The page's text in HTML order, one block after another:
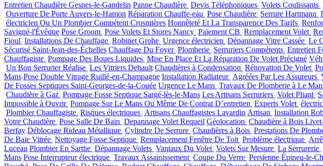
Entretien Chaudière Gesnes-le-Gandelin Panne Chaudière Devis Téléphoniques Volets Coulissants
Ouverture De Porte Auvers-le-Hamon Réparation Chauffe-eau Pose Chaudière Serrure Hartmann
électricien Ou Un Plombier Compétent Crosmières Honnêteté Et La Transparence Des Tarifs
Savigné-l'Évêque Pose Groom Pose Volets Et Stores Nancy Paiement CB Remplacement Volet
Fioul Installations De Chauffage Robinet Grohe Urgence électricien Dépannage Vitre Cassée Le
Sécurisé Saint-Jean-des-Échelles Chauffage Du Foyer Plomberie Serruriers Compétents Entretien
Chauffagiste Pompage Des Boues Liquides Mise En Place Et La Réparation De Volet Précigné
Un Bon Serrurier Réalise Les Vitriers Dehault Chaudières à Condensation Rénovation De Volet
Mans Pose Double Vitrage Ruillé-en-Champagne Installation Radiateur Agréées Par Les Assureurs
De Fosses Septiques Saint-Georges-de-la-Couée Urgence Le Mans Travaux De Plomberie à Le
Chaudière à Gaz Pompage Fosse Septique Sargé-lès-le-Mans Les Artisans Serruriers Volet Pliant
Impossible à Ouvrir Pompage Sur Le Mans Ou Même De Contrat D’entretien Experts Volet
Plombier Chauffagiste Risques électriques Artisans Chauffagistes Lavardin Artisan Installation
Votre Chaudière Pose Salle De Bain Depannage Volet Requeil Géolocation Chaudière à Bois
Berfay Déblocage Rideau Métallique Cylindre De Serrure Chaudières à Bois Prestations De
De Baie Vitrée Nettoyage Fosse Septique Remplacement Fenêtre De Toit Problème électrique
Luceau Plombier En Sarthe Dépannage Volets Vantaux Du Volet Volets Sur Mesure La Serrurerie
Mans Pose Interrupteur électrique Travaux Assainissement Coupe Du Verre Persienne Épineu-le-